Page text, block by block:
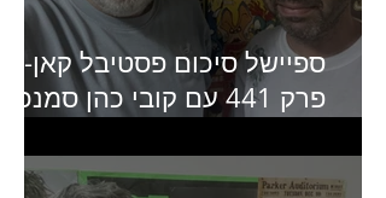
ספיישל סיכום פסטיבל קאן-
פרק 441 עם קובי כהן